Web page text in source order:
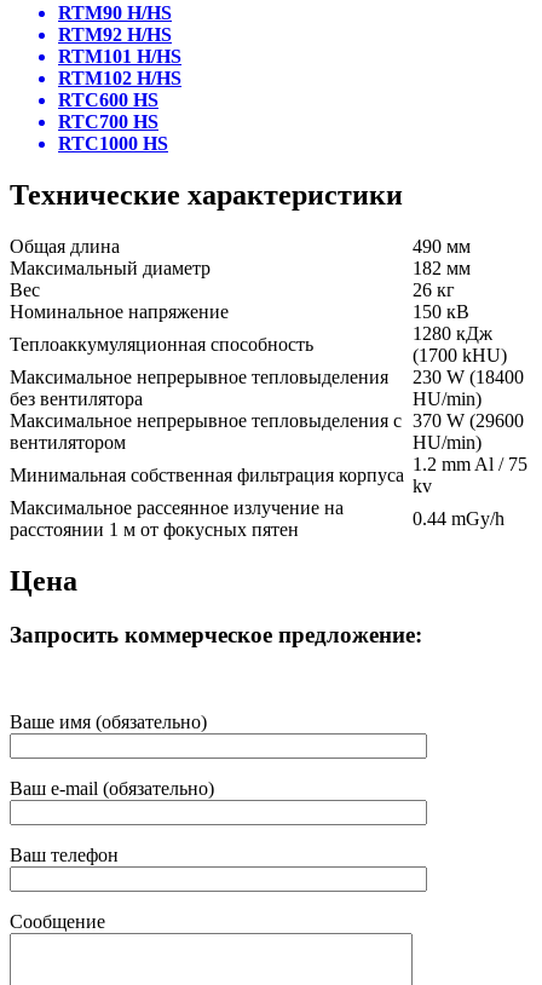
RTM90 H/HS
RTM92 H/HS
RTM101 H/HS
RTM102 H/HS
RTC600 HS
RTC700 HS
RTC1000 HS
Технические характеристики
Общая длина
490 мм
Максимальный диаметр
182 мм
Вес
26 кг
Номинальное напряжение
150 кВ
Теплоаккумуляционная способность
1280 кДж
(1700 kHU)
Максимальное непрерывное тепловыделения
без вентилятора
230 W (18400
HU/min)
Максимальное непрерывное тепловыделения с
вентилятором
370 W (29600
HU/min)
Минимальная собственная фильтрация корпуса
1.2 mm Al / 75
kv
Максимальное рассеянное излучение на
расстоянии 1 м от фокусных пятен
0.44 mGy/h
Цена
Запросить коммерческое предложение:
Ваше имя (обязательно)
Ваш e-mail (обязательно)
Ваш телефон
Сообщение